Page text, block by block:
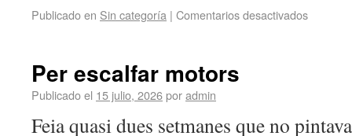
Publicado en Sin categoría | Comentarios desactivados
Per escalfar motors
Publicado el 15 julio, 2026poradmin
Feia quasi dues setmanes que no